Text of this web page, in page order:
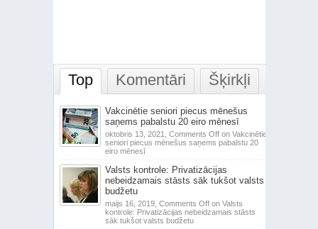
Top Komentāri Šķirkļi
Vakcinētie seniori piecus mēnešus
saņems pabalstu 20 eiro mēnesī
oktobris 13, 2021, Comments Offon Vakcinētie
seniori piecus mēnešus saņems pabalstu 20
eiro mēnesī
Valsts kontrole: Privatizācijas
nebeidzamais stāsts sāk tukšot valsts
budžetu
maijs 16, 2019, Comments Offon Valsts
kontrole: Privatizācijas nebeidzamais stāsts
sāk tukšot valsts budžetu